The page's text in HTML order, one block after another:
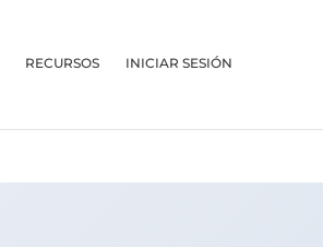
RECURSOS INICIAR SESIÓN